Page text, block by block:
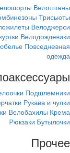
Велоштаны
Трисьюты
Велоджерси
Велодождевики
Повседневная
одежда
Подшлемники
Рукава и чулки
Велобахилы Крема
Рюкзаки Бутылочки
Прочее